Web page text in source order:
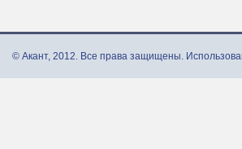
© Акант, 2012. Все права защищены.